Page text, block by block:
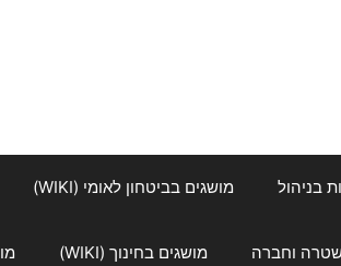
בניהול מושגים בביטחון לאומי (WIKI)
וחברה מושגים בחינוך (WIKI)